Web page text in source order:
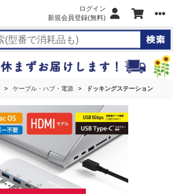
ログイン
新規会員登録(無料)
ケーブル・ハブ・電源 ドッキングステーション